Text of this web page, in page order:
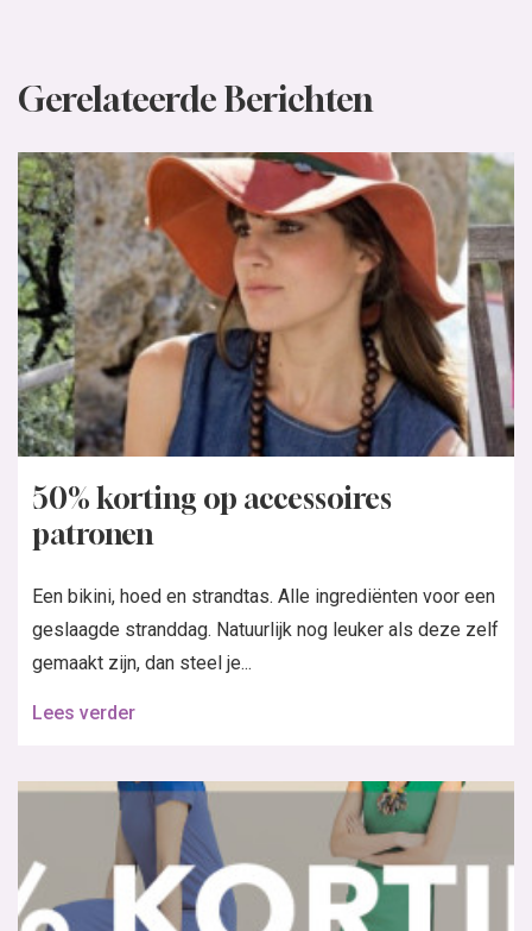
Gerelateerde Berichten
50% korting op accessoires
patronen
Een bikini, hoed en strandtas. Alle ingrediënten voor een
geslaagde stranddag. Natuurlijk nog leuker als deze zelf
gemaakt zijn, dan steel je...
Lees verder